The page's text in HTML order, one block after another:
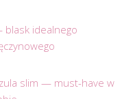
idealnego
slim — must-have w